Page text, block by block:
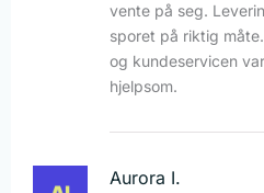
vente på seg.
sporet på riktig
og kundeservicen
hjelpsom.
Aurora I.